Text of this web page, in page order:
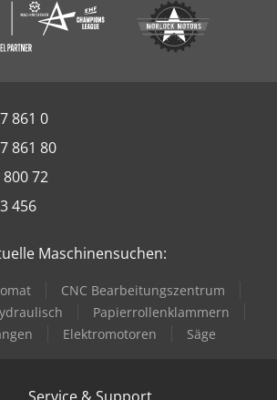
861 0
861 80
72
456
Maschinensuchen:
CNC Bearbeitungszentrum
Papierrollenklammern
Elektromotoren Säge